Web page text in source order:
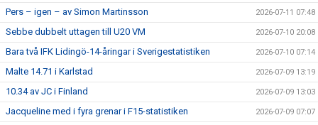
Pers – igen – av Simon Martinsson 2026-07-11 07:48
Sebbe dubbelt uttagen till U20 VM 2026-07-10 20:08
Bara två IFK Lidingö-14-åringar i Sverigestatistiken 2026-07-10 07:14
Malte 14.71 i Karlstad 2026-07-09 13:19
10.34 av JC i Finland 2026-07-09 13:03
Jacqueline med i fyra grenar i F15-statistiken 2026-07-09 07:07